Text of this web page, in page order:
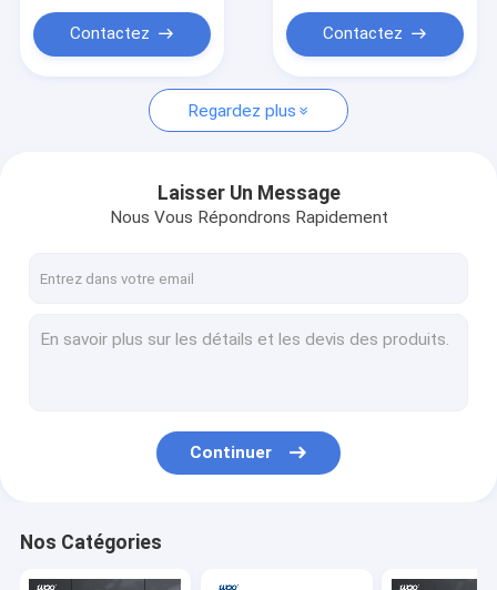
Contactez Contactez
Regardez plus
Laisser Un Message
Nous Vous Répondrons Rapidement
Continuer
Nos Catégories